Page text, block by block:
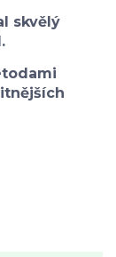
skvělý